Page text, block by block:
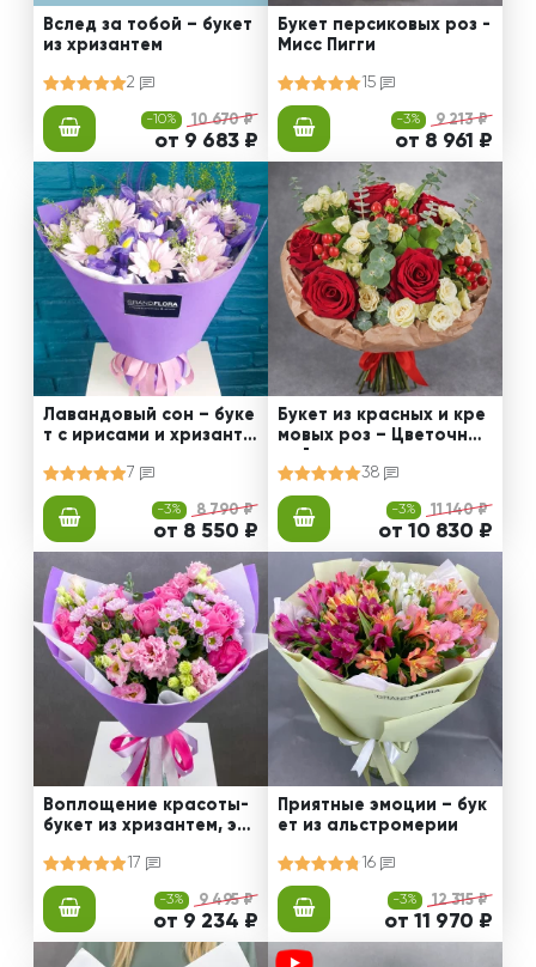
Вслед за тобой – букет
из хризантем
2
-10% 10 670 ₽
от 9 683 ₽
Букет персиковых роз -
Мисс Пигги
15
-3% 9 213 ₽
от 8 961 ₽
Лавандовый сон – буке
т с ирисами и хризанте
7
-3% 8 790 ₽
от 8 550 ₽
Букет из красных и кре
мовых роз – Цветочный
38
-3% 11 140 ₽
от 10 830 ₽
Воплощение красоты-
букет из хризантем, эус
17
-3% 9 495 ₽
от 9 234 ₽
Приятные эмоции – бук
ет из альстромерии
16
-3% 12 315 ₽
от 11 970 ₽